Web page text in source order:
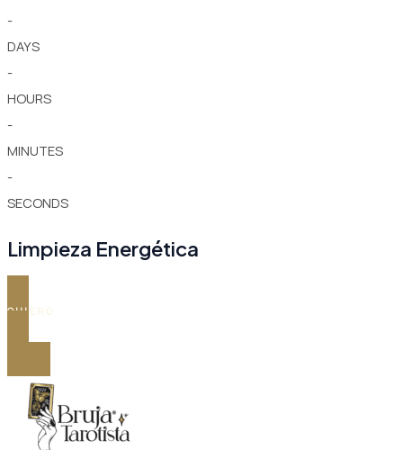
-
DAYS
-
HOURS
-
MINUTES
-
SECONDS
Limpieza Energética
QUIERO
contenido